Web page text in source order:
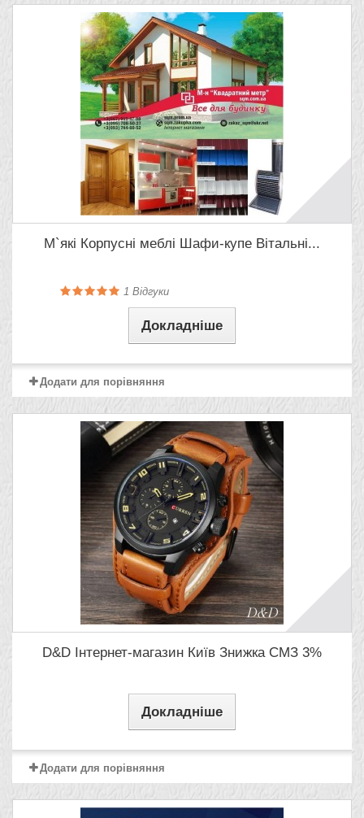
М`які Корпусні меблі Шафи-купе Вітальні...
1 Відгуки
Докладніше
Додати для порівняння
D&D Інтернет-магазин Київ Знижка СМЗ 3%
Докладніше
Додати для порівняння